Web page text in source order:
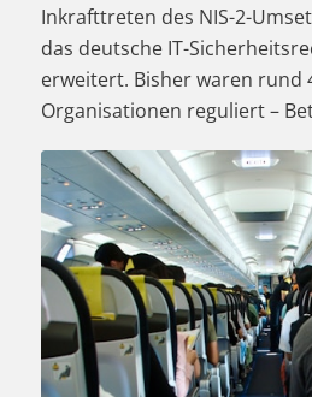
Inkrafttreten des NIS-2-
das deutsche IT-
erweitert. Bisher waren rund
Organisationen reguliert –